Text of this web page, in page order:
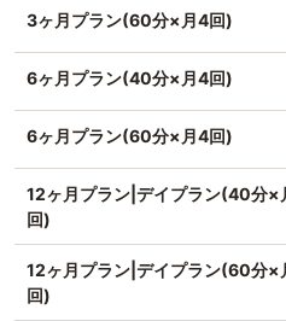
3ヶ月プラン(60分×月4回)
6ヶ月プラン(40分×月4回)
6ヶ月プラン(60分×月4回)
12ヶ月プラン|デイプラン(40分×
回)
12ヶ月プラン|デイプラン(60分×
回)